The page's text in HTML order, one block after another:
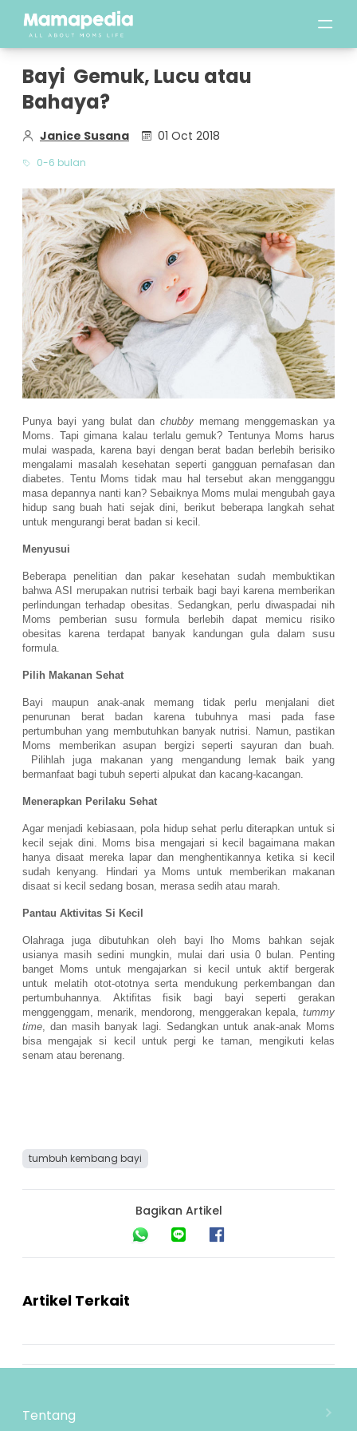
Bayi Gemuk, Lucu atau
Bahaya?
Janice Susana 01 Oct 2018
0-6 bulan
Punya bayi yang bulat dan chubby memang menggemaskan ya
Moms. Tapi gimana kalau terlalu gemuk? Tentunya Moms harus
mulai waspada, karena bayi dengan berat badan berlebih berisiko
mengalami masalah kesehatan seperti gangguan pernafasan dan
diabetes. Tentu Moms tidak mau hal tersebut akan mengganggu
masa depannya nanti kan? Sebaiknya Moms mulai mengubah gaya
hidup sang buah hati sejak dini, berikut beberapa langkah sehat
untuk mengurangi berat badan si kecil.
Menyusui
Beberapa penelitian dan pakar kesehatan sudah membuktikan
bahwa ASI merupakan nutrisi terbaik bagi bayi karena memberikan
perlindungan terhadap obesitas. Sedangkan, perlu diwaspadai nih
Moms pemberian susu formula berlebih dapat memicu risiko
obesitas karena terdapat banyak kandungan gula dalam susu
formula.
Pilih Makanan Sehat
Bayi maupun anak-anak memang tidak perlu menjalani diet
penurunan berat badan karena tubuhnya masi pada fase
pertumbuhan yang membutuhkan banyak nutrisi. Namun, pastikan
Moms memberikan asupan bergizi seperti sayuran dan buah.
Pilihlah juga makanan yang mengandung lemak baik yang
bermanfaat bagi tubuh seperti alpukat dan kacang-kacangan.
Menerapkan Perilaku Sehat
Agar menjadi kebiasaan, pola hidup sehat perlu diterapkan untuk si
kecil sejak dini. Moms bisa mengajari si kecil bagaimana makan
hanya disaat mereka lapar dan menghentikannya ketika si kecil
sudah kenyang. Hindari ya Moms untuk memberikan makanan
disaat si kecil sedang bosan, merasa sedih atau marah.
Pantau Aktivitas Si Kecil
Olahraga juga dibutuhkan oleh bayi lho Moms bahkan sejak
usianya masih sedini mungkin, mulai dari usia 0 bulan. Penting
banget Moms untuk mengajarkan si kecil untuk aktif bergerak
untuk melatih otot-ototnya serta mendukung perkembangan dan
pertumbuhannya. Aktifitas fisik bagi bayi seperti gerakan
menggenggam, menarik, mendorong, menggerakan kepala, tummy
time, dan masih banyak lagi. Sedangkan untuk anak-anak Moms
bisa mengajak si kecil untuk pergi ke taman, mengikuti kelas
senam atau berenang.
tumbuh kembang bayi
Bagikan Artikel
Artikel Terkait
Tentang